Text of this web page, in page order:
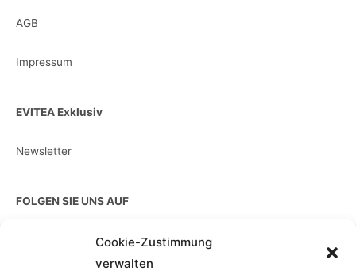
Cookie-Zustimmung
verwalten
AGB
Impressum
EVITEA Exklusiv
Newsletter
FOLGEN SIE UNS AUF